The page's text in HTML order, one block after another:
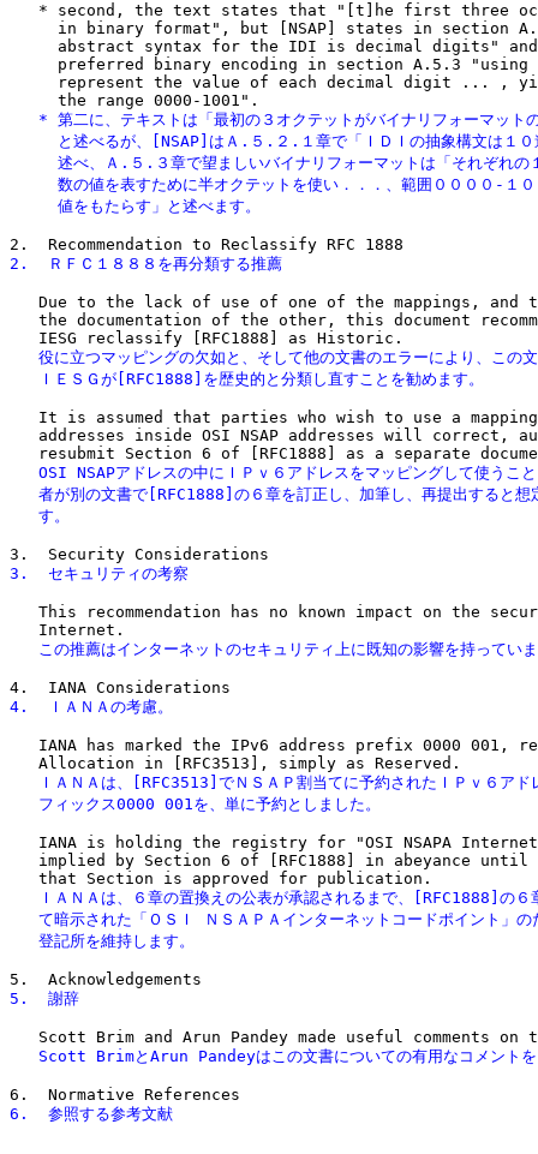
* second, the text states that "[t]he first three
in binary format", but [NSAP] states in section
abstract syntax for the IDI is decimal digits"
preferred binary encoding in section A.5.3 "using
represent the value of each decimal digit ... ,
* 第二に、テキストは「最初の３オクテットがバイナリフォーマット
と述べるが、[NSAP]はＡ.５.２.１章で「ＩＤＩの抽象構文は１０
述べ、Ａ.５.３章で望ましいバイナリフォーマットは「それぞれの
数の値を表すために半オクテットを使い．．．、範囲００００-１
     値をもたらす」と述べます。
2.  ＲＦＣ１８８８を再分類する推薦
Due to the lack of use of one of the mappings, and
the documentation of the other, this document
役に立つマッピングの欠如と、そして他の文書のエラーにより、この
   ＩＥＳＧが[RFC1888]を歴史的と分類し直すことを勧めます。
It is assumed that parties who wish to use a
addresses inside OSI NSAP addresses will correct,
OSI NSAPアドレスの中にＩＰｖ６アドレスをマッピングして使うこ
者が別の文書で[RFC1888]の６章を訂正し、加筆し、再提出すると想
   す。
3.  セキュリティの考察
This recommendation has no known impact on the
この推薦はインターネットのセキュリティ上に既知の影響を持ってい
4.  ＩＡＮＡの考慮。
IANA has marked the IPv6 address prefix 0000 001,
ＩＡＮＡは、[RFC3513]でＮＳＡＰ割当てに予約されたＩＰｖ６アド
   フィックス0000 001を、単に予約としました。
IANA is holding the registry for "OSI NSAPA
implied by Section 6 of [RFC1888] in abeyance until
ＩＡＮＡは、６章の置換えの公表が承認されるまで、[RFC1888]の６
て暗示された「ＯＳＩ ＮＳＡＰＡインターネットコードポイント」の
   登記所を維持します。
5.  謝辞
Scott BrimとArun Pandeyはこの文書についての有用なコメントを